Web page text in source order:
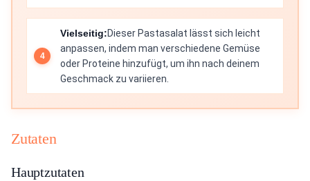
Vielseitig:Dieser Pastasalat lässt sich leicht
anpassen, indem man verschiedene Gemüse
oder Proteine hinzufügt, um ihn nach deinem
Geschmack zu variieren.
Zutaten
Hauptzutaten